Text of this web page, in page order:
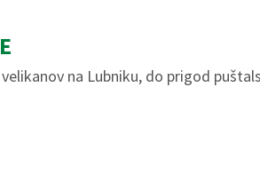
na Lubniku, do prigod